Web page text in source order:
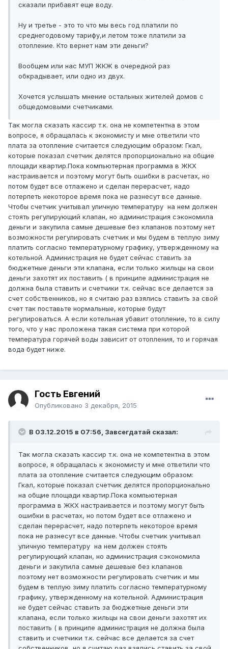
сказали прибавят еще воду.
Ну и третье - это то что мы весь год платили по
среднегодовому тарифу,и летом тоже платили за
отопление. Кто вернет нам эти деньги?
Вообщем или нас МУП ЖКЖ в очередной раз
обкрадывает, или одно из двух.
Хочется услышать мнение остальных жителей домов с
общедомовыми счетчиками.
Так могла сказать кассир т.к. она не компетентна в этом
вопросе, я обращалась к экономисту и мне ответили что
плата за отопление считается следующим образом: Гкал,
которые показал счетчик делятся пропорционально на общие
площади квартир.Пока компьютерная программа в ЖКХ
настраивается и поэтому могут быть ошибки в расчетах, но
потом будет все отлажено и сделан перерасчет, надо
потерпеть некоторое время пока не разнесут все данные.
Чтобы счетчик учитывал уличную температуру на нем должен
стоять регулирующий клапан, но администрация сэкономила
деньги и закупила самые дешевые без клапанов поэтому нет
возможности регулировать счетчик и мы будем в теплую зиму
платить согласно температурному графику, утвержденному на
котельной. Администрация не будет сейчас ставить за
бюджетные деньги эти клапана, если только жильцы на свои
деньги захотят их поставить ( в принципе администрация не
должна была ставить и счетчики т.к. сейчас все делается за
счет собственников, но я считаю раз взялись ставить за свой
счет так поставьте нормальные, которые будут
регулироваться. А если котельная убавит отопление, то в силу
того, что у нас проложена такая система при которой
температура горячей воды зависит от отопления, то и горячая
вода будет ниже.
Гость Евгений
Опубликовано 3 декабря, 2015
В 03.12.2015 в 07:56, Завсегдатай сказал:
Так могла сказать кассир т.к. она не компетентна в этом
вопросе, я обращалась к экономисту и мне ответили что
плата за отопление считается следующим образом:
Гкал, которые показал счетчик делятся пропорционально
на общие площади квартир.Пока компьютерная
программа в ЖКХ настраивается и поэтому могут быть
ошибки в расчетах, но потом будет все отлажено и
сделан перерасчет, надо потерпеть некоторое время
пока не разнесут все данные. Чтобы счетчик учитывал
уличную температуру на нем должен стоять
регулирующий клапан, но администрация сэкономила
деньги и закупила самые дешевые без клапанов
поэтому нет возможности регулировать счетчик и мы
будем в теплую зиму платить согласно температурному
графику, утвержденному на котельной. Администрация
не будет сейчас ставить за бюджетные деньги эти
клапана, если только жильцы на свои деньги захотят их
поставить ( в принципе администрация не должна была
ставить и счетчики т.к. сейчас все делается за счет